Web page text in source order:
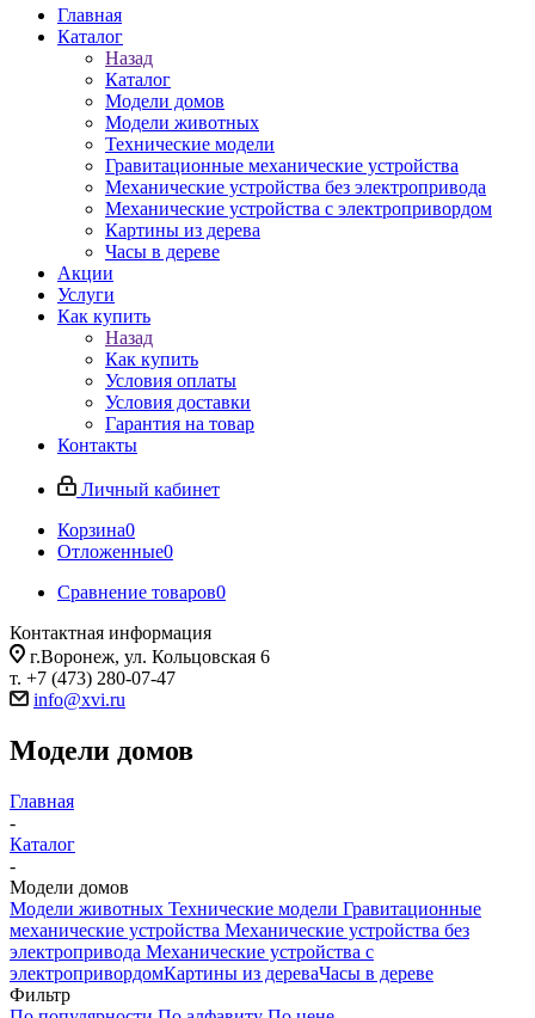
Главная
Каталог
Назад
Каталог
Модели домов
Модели животных
Технические модели
Гравитационные механические устройства
Механические устройства без электропривода
Механические устройства с электропривордом
Картины из дерева
Часы в дереве
Акции
Услуги
Как купить
Назад
Как купить
Условия оплаты
Условия доставки
Гарантия на товар
Контакты
Личный кабинет
Корзина0
Отложенные0
Сравнение товаров0
Контактная информация
г.Воронеж, ул. Кольцовская 6
т. +7 (473) 280-07-47
info@xvi.ru
Модели домов
Главная
-
Каталог
-
Модели домов
Модели животных Технические модели Гравитационные
механические устройства Механические устройства без
электропривода Механические устройства с
электропривордомКартины из дереваЧасы в дереве
Фильтр